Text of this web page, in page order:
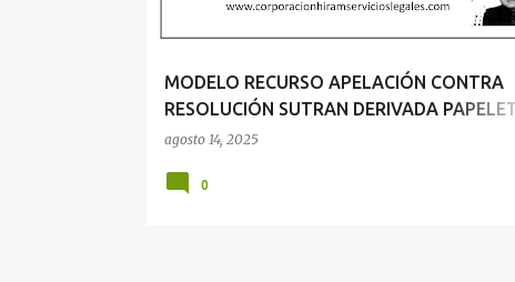
d
MODELO RECURSO APELACIÓN CONTRA
RESOLUCIÓN SUTRAN DERIVADA
AUTOR JOSÉ MARÍA PACORI CARI
agosto 14, 2025
0